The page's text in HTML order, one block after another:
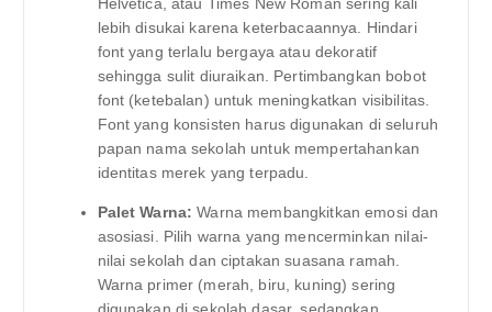
lebih disukai karena keterbacaannya. Hindari
font yang terlalu bergaya atau dekoratif
sehingga sulit diuraikan. Pertimbangkan bobot
font (ketebalan) untuk meningkatkan visibilitas.
Font yang konsisten harus digunakan di seluruh
papan nama sekolah untuk mempertahankan
identitas merek yang terpadu.
Palet Warna: Warna membangkitkan emosi dan
asosiasi. Pilih warna yang mencerminkan nilai-
nilai sekolah dan ciptakan suasana ramah.
Warna primer (merah, biru, kuning) sering